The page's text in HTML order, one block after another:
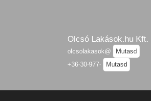
Olcsó Lakások.hu Kft.
olcsolakasok@
Mutasd
+36-30-977-
Mutasd